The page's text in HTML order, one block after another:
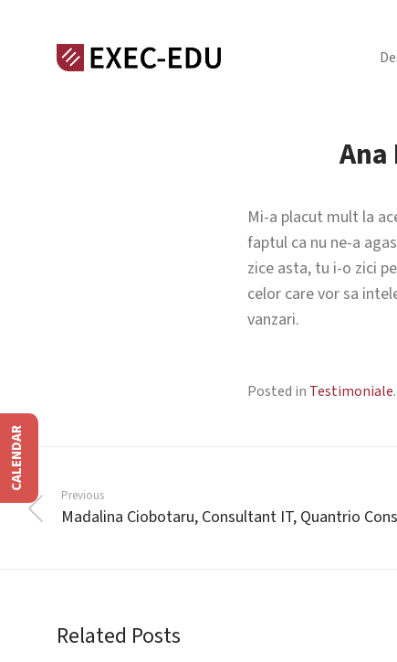
Mi-a placut mult la
faptul ca nu ne-a
zice asta, tu i-o zici
celor care vor sa
vanzari.
Posted in Testimoniale.
Previous
Madalina Ciobotaru, Consultant IT, Quantrio
Related Posts
CALENDAR